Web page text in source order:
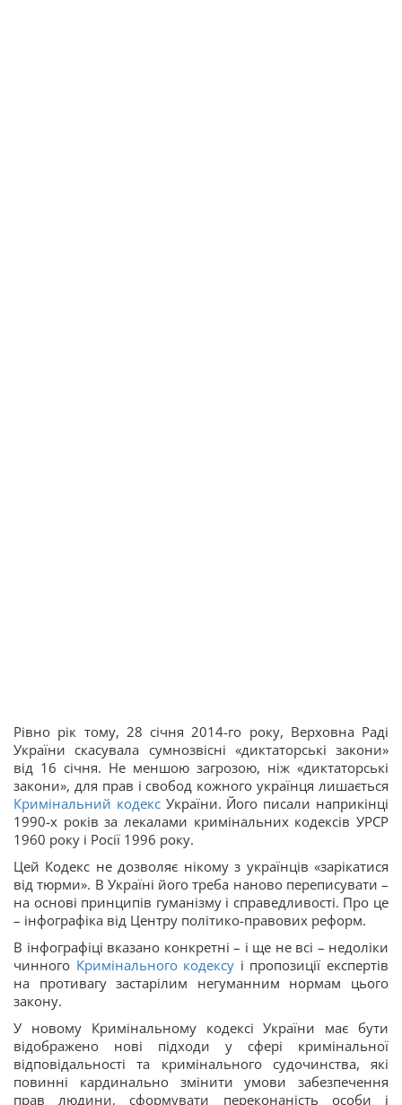
Рівно рік тому, 28 січня 2014-го року, Верховна Раді
України скасувала сумнозвісні «диктаторські закони»
від 16 січня. Не меншою загрозою, ніж «диктаторські
закони», для прав і свобод кожного українця лишається
Кримінальний кодексУкраїни. Його писали наприкінці
1990-х років за лекалами кримінальних кодексів УРСР
1960 року і Росії 1996 року.
Цей Кодекс не дозволяє нікому з українців «зарікатися
від тюрми». В Україні його треба наново переписувати –
на основі принципів гуманізму і справедливості. Про це
– інфографіка від Центру політико-правових реформ.
В інфографіці вказано конкретні – і ще не всі – недоліки
чинного Кримінального кодексу і пропозиції експертів
на противагу застарілим негуманним нормам цього
закону.
У новому Кримінальному кодексі України має бути
відображено нові підходи у сфері кримінальної
відповідальності та кримінального судочинства, які
повинні кардинально змінити умови забезпечення
прав людини, сформувати переконаність особи і